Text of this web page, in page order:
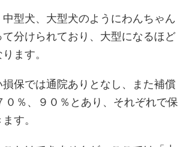
型犬、大型犬のようにわんちゃん
分けられており、大型になるほど
ます。
損保では通院ありとなし、また補償
０％、９０％とあり、それぞれで保
す。